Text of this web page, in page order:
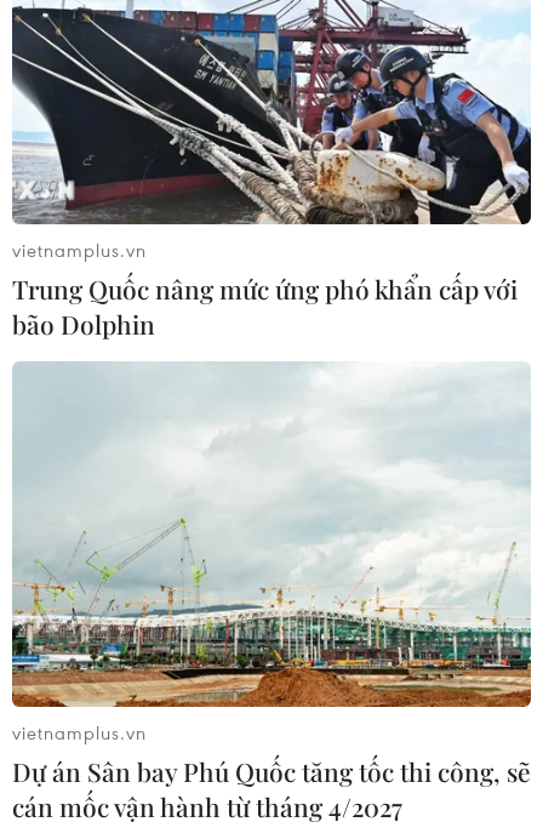
vietnamplus.vn
Trung Quốc nâng mức ứng phó khẩn cấp với
bão Dolphin
vietnamplus.vn
Dự án Sân bay Phú Quốc tăng tốc thi công, sẽ
cán mốc vận hành từ tháng 4/2027